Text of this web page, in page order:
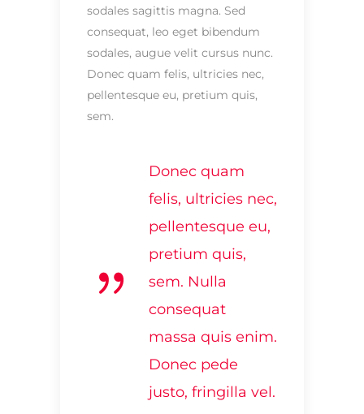
sodales sagittis magna. Sed
consequat, leo eget bibendum
sodales, augue velit cursus nunc.
Donec quam felis, ultricies nec,
pellentesque eu, pretium quis,
sem.
Donec quam
felis, ultricies nec,
pellentesque eu,
pretium quis,
sem. Nulla
consequat
massa quis enim.
Donec pede
justo, fringilla vel.